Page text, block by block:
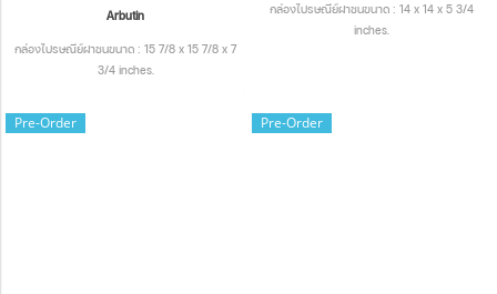
Arbutin
กล่องไปรษณีย์ฝาชนขนาด : 15 7/8 x 15 7/8 x 7
3/4 inches.
กล่องไปรษณีย์ฝาชนขนาด : 14 x 14 x 5 3/4
inches.
Pre-Order Pre-Order